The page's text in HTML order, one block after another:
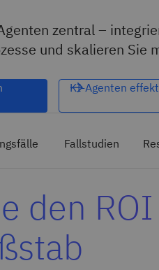
zentral –
und skalieren Sie
KI‑Agenten
Fallstudien
den